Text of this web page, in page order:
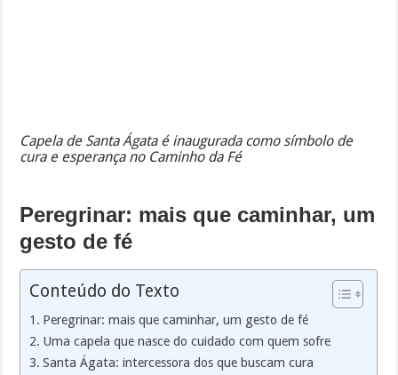
Capela de Santa Ágata é inaugurada como símbolo de
cura e esperança no Caminho da Fé
Peregrinar: mais que caminhar, um
gesto de fé
Conteúdo do Texto
Peregrinar: mais que caminhar, um gesto de fé
Uma capela que nasce do cuidado com quem sofre
Santa Ágata: intercessora dos que buscam cura